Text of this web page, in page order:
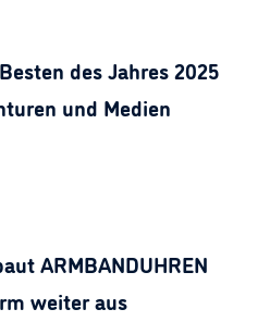
des Jahres 2025
und Medien
ARMBANDUHREN
weiter aus